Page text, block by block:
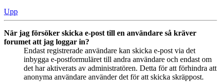
Upp
När jag försöker skicka e-post till en användare så kräver
forumet att jag loggar in?
Endast registrerade användare kan skicka e-post via det
inbygga e-postformuläret till andra användare och endast om
det har aktiverats av administratören. Detta för att förhindra att
anonyma användare använder det för att skicka skräppost.